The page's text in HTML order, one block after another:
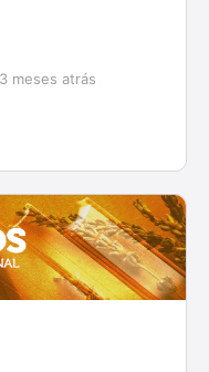
meses atrás